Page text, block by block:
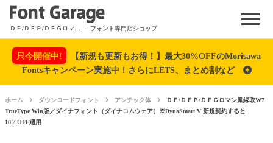
Menu
- フォント専門店ショップ
只今開催中!
【新規も更新もお得！】最大30%OFFのMorisawa
Fontsキャンペーン実施中！さらにLETS、まとめ割など
ホーム ダウンロードフォント アンチック体
ＤＦ/ＤＦＰ/ＤＦＧロマン鳳縁取W7
TrueType Win版／ダイナフォント（ダイナコムウェア）※DynaSmart V 新規契約すると
10%OFF適用